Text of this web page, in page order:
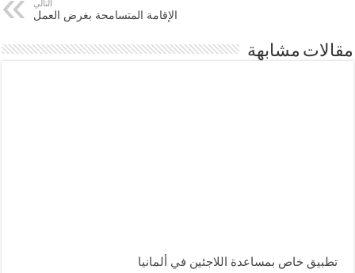
التالي
الإقامة المتسامحة بغرض العمل
مقالات مشابهة
تطبيق خاص بمساعدة اللاجئين في ألمانيا